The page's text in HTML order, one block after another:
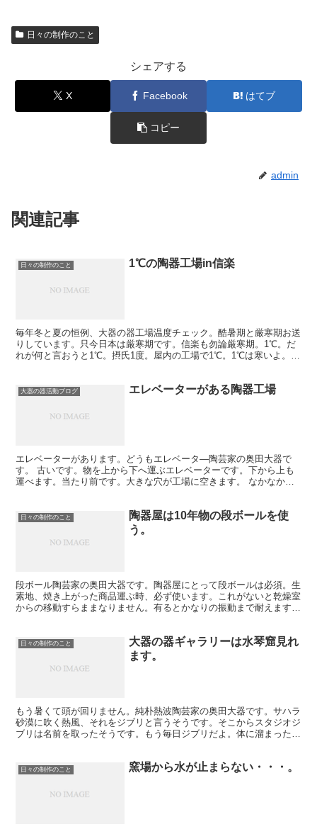
日々の制作のこと
シェアする
X Facebook はてブ
コピー
admin
関連記事
日々の制作のこと 1℃の陶器工場in信楽
毎年冬と夏の恒例、大器の器工場温度チェック。酷暑期と厳寒期お送
りしています。只今日本は厳寒期です。信楽も勿論厳寒期。1℃。だ
れが何と言おうと1℃。摂氏1度。屋内の工場で1℃。1℃は寒いよ。
大器の器活動ブログ エレベーターがある陶器工場
エレベーターがあります。どうもエレベータ―陶芸家の奥田大器で
す。 古いです。物を上から下へ運ぶエレベーターです。下から上も
運べます。当たり前です。大きな穴が工場に空きます。 なかなかの
日々の制作のこと
陶器屋は10年物の段ボールを使
う。
段ボール陶芸家の奥田大器です。陶器屋にとって段ボールは必須。生
素地、焼き上がった商品運ぶ時、必ず使います。これがないと乾燥室
からの移動すらままなりません。有るとかなりの振動まで耐えます。
日々の制作のこと
大器の器ギャラリーは水琴窟見れ
ます。
もう暑くて頭が回りません。純朴熱波陶芸家の奥田大器です。サハラ
砂漠に吹く熱風、それをジブリと言うそうです。そこからスタジオジ
ブリは名前を取ったそうです。もう毎日ジブリだよ。体に溜まった熱
日々の制作のこと 窯場から水が止まらない・・・。